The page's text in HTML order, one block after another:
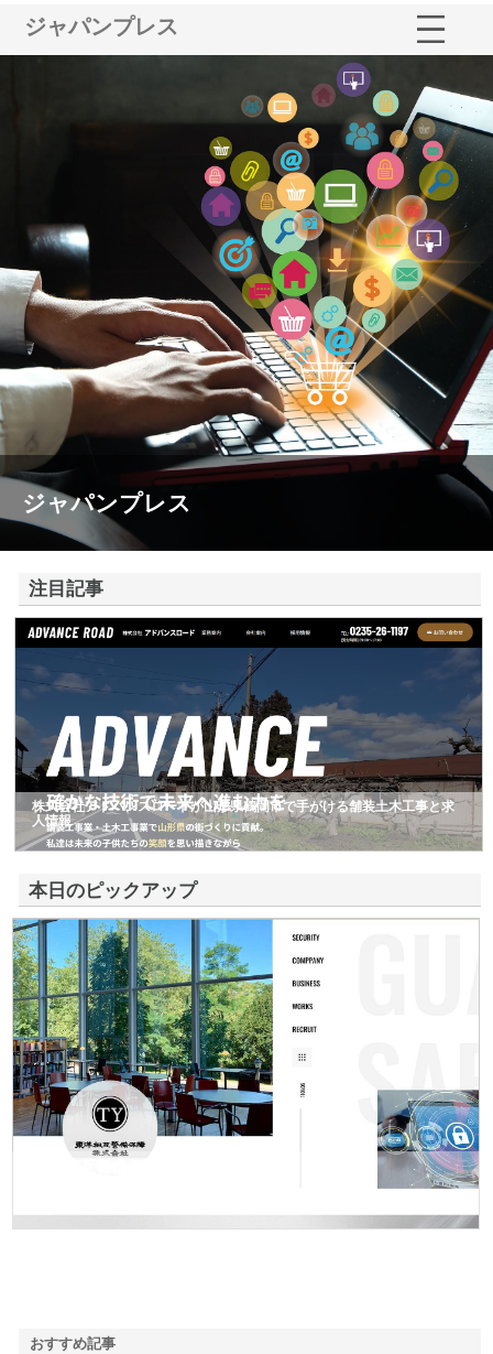
ジャパンプレス
ジャパンプレス
注目記事
株式会社アドバンスロードが山形県鶴岡市で手がける舗装土木工事と求
人情報
本日のピックアップ
おすすめ記事